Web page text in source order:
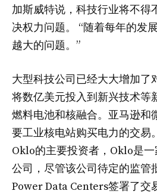
加斯威特说，科技行业将不得
决权力问题。 “随着每年的发
越大的问题。”
大型科技公司已经大大增加了
将数亿美元投入到新兴技术等
燃料电池和核融合。亚马逊和
要工业核电站购买电力的交易
Oklo的主要投资者，Oklo是
公司，尽管该公司待定的监管
Power Data Centers签署了交